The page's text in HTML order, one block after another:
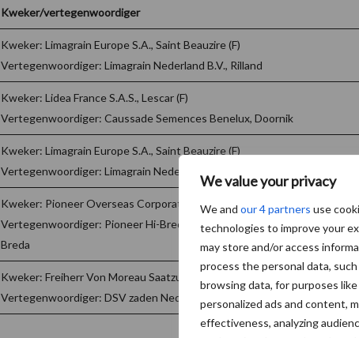
We value your privacy
We and our 4 partners use
technologies to improve your
may store and/or access
process the personal data,
browsing data, for purposes
personalized ads and content,
effectiveness, analyzing
Kweker/vertegenwoordiger
Kweker: Limagrain Europe S.A., Saint Beauzire (F)
Vertegenwoordiger: Limagrain Nederland B.V., Rilland
Kweker: Lidea France S.A.S., Lescar (F)
Vertegenwoordiger: Caussade Semences Benelux, Doornik
Kweker: Limagrain Europe S.A., Saint Beauzire (F)
Vertegenwoordiger: Limagrain Nederland B.V., Rilland
Kweker: Pioneer Overseas Corporation., Johnston (USA)
Vertegenwoordiger: Pioneer Hi-Bred Northern Europe Sales Division
Breda
Kweker: Freiherr Von Moreau Saatzucht GmbH, Osterhofen (D)
Vertegenwoordiger: DSV zaden Nederland B.V., Ven-Zelderheide